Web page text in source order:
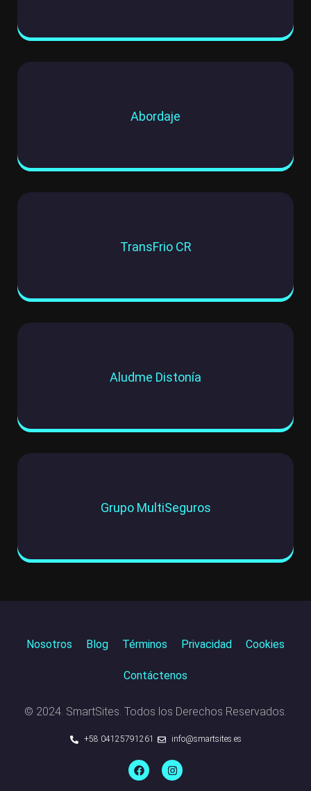
Abordaje
TransFrio CR
Aludme Distonía
Grupo MultiSeguros
Nosotros Blog Términos Privacidad Cookies
Contáctenos
© 2024. SmartSites. Todos los Derechos Reservados.
+58 04125791261 info@smartsites.es